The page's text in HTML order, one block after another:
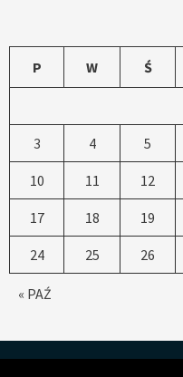
P W Ś
« PAŹ
3 4 5
10 11 12
17 18 19
24 25 26